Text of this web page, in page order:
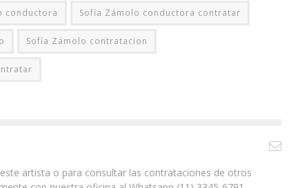
conductora Sofía Zámolo conductora contratar
Sofía Zámolo contratacion
artista o para consultar las contrataciones de otros